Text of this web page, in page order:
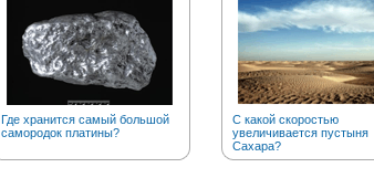
Где хранится самый большой
самородок платины?
С какой скоростью
увеличивается пустыня
Сахара?